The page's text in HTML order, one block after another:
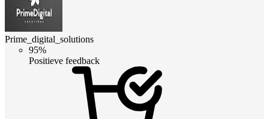
Prime_digital_solutions
95%
Positieve feedback